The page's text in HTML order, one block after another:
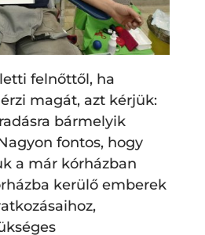
felnőttől, ha
magát, azt kérjük:
bármelyik
fontos, hogy
a már kórházban
kerülő emberek